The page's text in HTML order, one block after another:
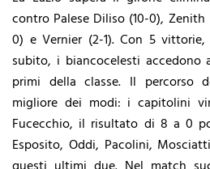
contro Palese Diliso (10-0),
0) e Vernier (2-1). Con 5
subito, i biancocelesti accedono
primi della classe. Il percorso
migliore dei modi: i capitolini
Fucecchio, il risultato di 8 a 0
Esposito, Oddi, Pacolini,